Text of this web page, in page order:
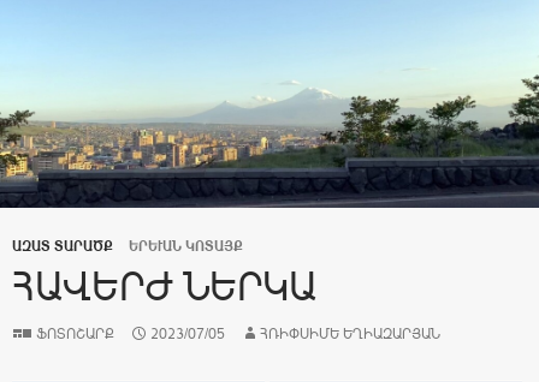
ԱԶԱՏ ՏԱՐԱԾՔ ԵՐԵՒԱՆ ԿՈՏԱՅՔ
ՀԱՎԵՐԺ ՆԵՐԿԱ
ՖՈՏՈՇԱՐՔ 2023/07/05 ՀՌԻՓՍԻՄԵ ԵՂԻԱԶԱՐՅԱՆ